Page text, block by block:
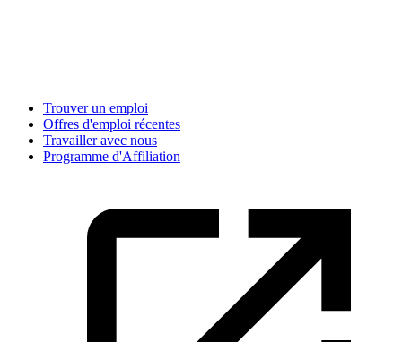
Trouver un emploi
Offres d'emploi récentes
Travailler avec nous
Programme d'Affiliation